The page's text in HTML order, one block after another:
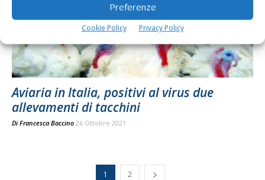
Preferenze
Cookie Policy Privacy Policy
Aviaria in Italia, positivi al virus due
allevamenti di tacchini
Di Francesca Baccino 26 Ottobre 2021
1 2